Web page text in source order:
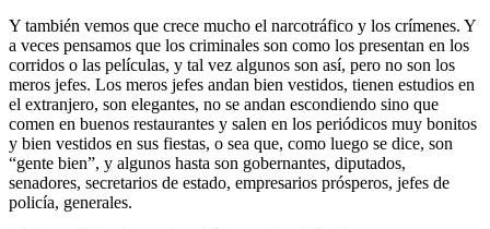
Y también vemos que crece mucho el narcotráfico y los crímenes. Y
a veces pensamos que los criminales son como los presentan en los
corridos o las películas, y tal vez algunos son así, pero no son los
meros jefes. Los meros jefes andan bien vestidos, tienen estudios en
el extranjero, son elegantes, no se andan escondiendo sino que
comen en buenos restaurantes y salen en los periódicos muy bonitos
y bien vestidos en sus fiestas, o sea que, como luego se dice, son
“gente bien”, y algunos hasta son gobernantes, diputados,
senadores, secretarios de estado, empresarios prósperos, jefes de
policía, generales.